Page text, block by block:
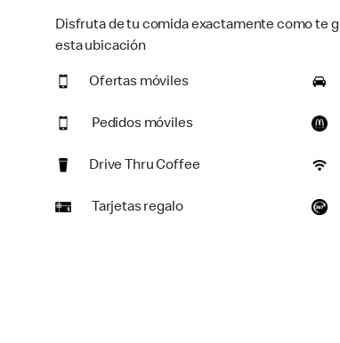
Disfruta de tu comida exactamente como te
esta ubicación
Ofertas móviles
Pedidos móviles
Drive Thru Coffee
Tarjetas regalo